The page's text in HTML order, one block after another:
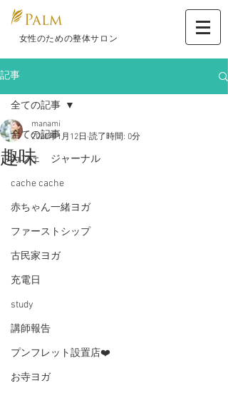
​ 女性のための整体サロン
記事
全ての記事
カフェ ジャーナル
cache cache
赤ちゃん一緒ヨガ
ファーストシップ
古民家ヨガ
充電日
study
講師報告
プンフレット設置店❤️
お寺ヨガ
全ての記事
趣味
manami
2020年1月12日 読了時間: 0分